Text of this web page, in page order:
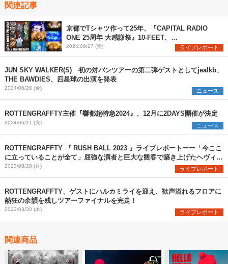
関連記事
京都でTシャツ作って25年、『CAPITAL RADIO
ONE 25周年 大感謝祭』10-FEET、
ROTTENGRAFFTY、四星球が集結した初日をレポ
ート
2024/09/27 (金) ライブレポート
JUN SKY WALKER(S) 初の対バンツアーの第二弾ゲストとしてjealkb、
THE BAWDIES、四星球の出演を発表
2024/06/28 (金) ニュース
ROTTENGRAFFTY主催『響都超特急2024』、12月に2DAYS開催が決定
2024/06/11 (火) ニュース
ROTTENGRAFFTY 『 RUSH BALL 2023 』ライブレポートーー「今ここ
に立っていることが全て」屈強な演者と巨大な観客で築き上げたヘヴィネ
ス
2023/08/28 (月) ライブレポート
ROTTENGRAFFTY、ゲストにハルカミライを迎え、歓声溢れるフロアに
熱狂の余韻を残しツアーファイナルを完走！
2023/03/30 (木) ライブレポート
関連商品